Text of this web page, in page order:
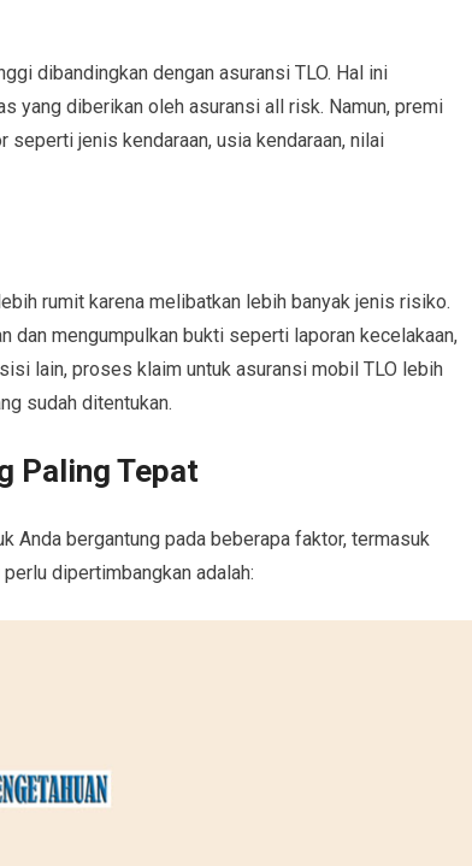
dibandingkan dengan asuransi TLO. Hal ini
yang diberikan oleh asuransi all risk. Namun, premi
jenis kendaraan, usia kendaraan, nilai
rumit karena melibatkan lebih banyak jenis risiko.
dan mengumpulkan bukti seperti laporan kecelakaan,
lain, proses klaim untuk asuransi mobil TLO lebih
sudah ditentukan.
Paling Tepat
Anda bergantung pada beberapa faktor, termasuk
dipertimbangkan adalah: